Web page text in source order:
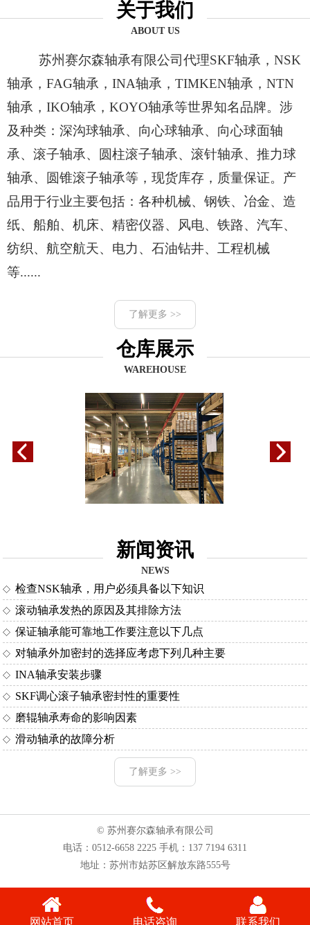
关于我们
ABOUT US
苏州赛尔森轴承有限公司代理SKF轴承，NSK
轴承，FAG轴承，INA轴承，TIMKEN轴承，NTN
轴承，IKO轴承，KOYO轴承等世界知名品牌。涉
及种类：深沟球轴承、向心球轴承、向心球面轴
承、滚子轴承、圆柱滚子轴承、滚针轴承、推力球
轴承、圆锥滚子轴承等，现货库存，质量保证。产
品用于行业主要包括：各种机械、钢铁、冶金、造
纸、船舶、机床、精密仪器、风电、铁路、汽车、
纺织、航空航天、电力、石油钻井、工程机械
等......
了解更多 >>
仓库展示
WAREHOUSE
新闻资讯
NEWS
检查NSK轴承，用户必须具备以下知识
滚动轴承发热的原因及其排除方法
保证轴承能可靠地工作要注意以下几点
对轴承外加密封的选择应考虑下列几种主要
INA轴承安装步骤
SKF调心滚子轴承密封性的重要性
磨辊轴承寿命的影响因素
滑动轴承的故障分析
了解更多 >>
© 苏州赛尔森轴承有限公司
电话： 0512-6658 2225 手机： 137 7194 6311
地址：苏州市姑苏区解放东路555号
网站首页 电话咨询 联系我们